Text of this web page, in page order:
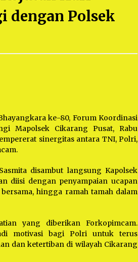
Mekaar
1 tahun ago
1 tahun ago
dengan Polsek
ke-80, Forum Koordinasi
Mapolsek Cikarang Pusat, Rabu
sinergitas antara TNI, Polri,
disambut langsung Kapolsek
diisi dengan penyampaian ucapan
hingga ramah tamah dalam
yang diberikan Forkopimcam.
motivasi bagi Polri untuk terus
dan ketertiban di wilayah Cikarang